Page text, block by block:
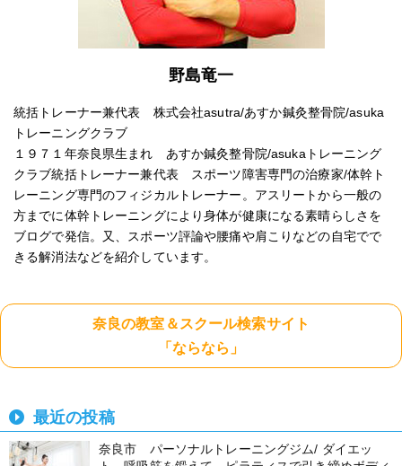
野島竜一
統括トレーナー兼代表 株式会社asutra/あすか鍼灸整骨院/asuka
トレーニングクラブ
１９７１年奈良県生まれ あすか鍼灸整骨院/asukaトレーニング
クラブ統括トレーナー兼代表 スポーツ障害専門の治療家/体幹ト
レーニング専門のフィジカルトレーナー。アスリートから一般の
方までに体幹トレーニングにより身体が健康になる素晴らしさを
ブログで発信。又、スポーツ評論や腰痛や肩こりなどの自宅でで
きる解消法などを紹介しています。
奈良の教室＆スクール検索サイト
「ならなら」
最近の投稿
奈良市 パーソナルトレーニングジム/ ダイエッ